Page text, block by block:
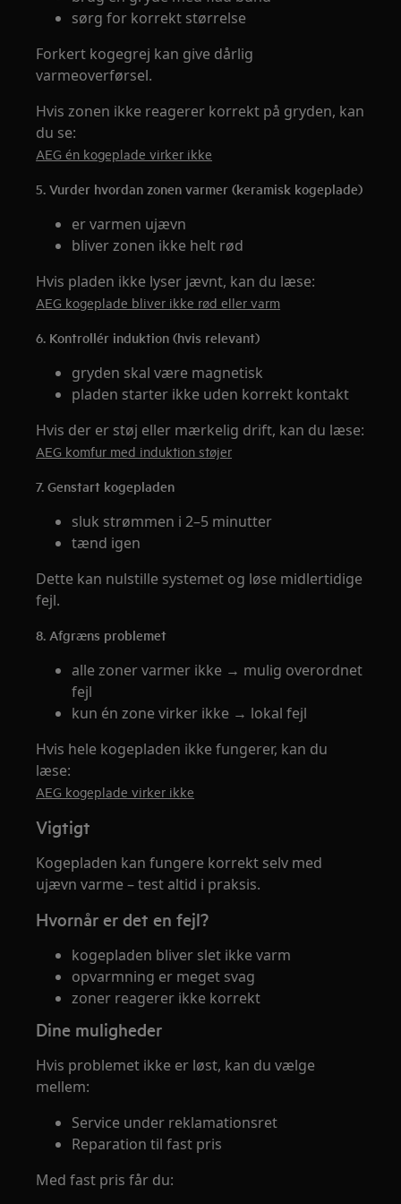
sørg for korrekt størrelse
Forkert kogegrej kan give dårlig
varmeoverførsel.
Hvis zonen ikke reagerer korrekt på gryden, kan
du se:
AEG én kogeplade virker ikke
5. Vurder hvordan zonen varmer (keramisk kogeplade)
er varmen ujævn
bliver zonen ikke helt rød
Hvis pladen ikke lyser jævnt, kan du læse:
AEG kogeplade bliver ikke rød eller varm
6. Kontrollér induktion (hvis relevant)
gryden skal være magnetisk
pladen starter ikke uden korrekt kontakt
Hvis der er støj eller mærkelig drift, kan du læse:
AEG komfur med induktion støjer
7. Genstart kogepladen
sluk strømmen i 2–5 minutter
tænd igen
Dette kan nulstille systemet og løse midlertidige
fejl.
8. Afgræns problemet
alle zoner varmer ikke → mulig overordnet
fejl
kun én zone virker ikke → lokal fejl
Hvis hele kogepladen ikke fungerer, kan du
læse:
AEG kogeplade virker ikke
Vigtigt
Kogepladen kan fungere korrekt selv med
ujævn varme – test altid i praksis.
Hvornår er det en fejl?
kogepladen bliver slet ikke varm
opvarmning er meget svag
zoner reagerer ikke korrekt
Dine muligheder
Hvis problemet ikke er løst, kan du vælge
mellem:
Service under reklamationsret
Reparation til fast pris
Med fast pris får du: